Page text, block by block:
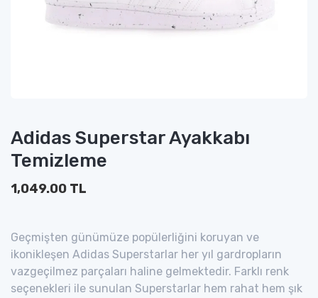
Adidas Superstar Ayakkabı
Temizleme
1,049.00 TL
Geçmişten günümüze popülerliğini koruyan ve
ikonikleşen Adidas Superstarlar her yıl gardropların
vazgeçilmez parçaları haline gelmektedir. Farklı renk
seçenekleri ile sunulan Superstarlar hem rahat hem şık